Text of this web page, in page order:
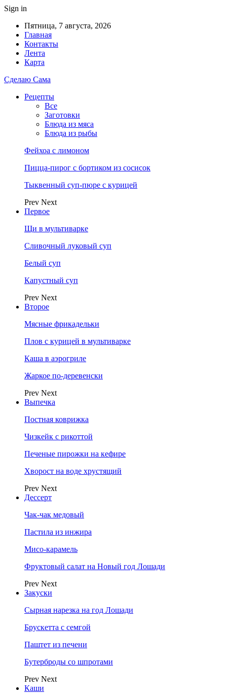
Sign in
Пятница, 7 августа, 2026
Главная
Контакты
Лента
Карта
Сделаю Сама
Рецепты
Все
Заготовки
Блюда из мяса
Блюда из рыбы
Фейхоа с лимоном
Пицца-пирог с бортиком из сосисок
Тыквенный суп-пюре с курицей
Prev Next
Первое
Щи в мультиварке
Сливочный луковый суп
Белый суп
Капустный суп
Prev Next
Второе
Мясные фрикадельки
Плов с курицей в мультиварке
Каша в аэрогриле
Жаркое по-деревенски
Prev Next
Выпечка
Постная коврижка
Чизкейк с рикоттой
Печеные пирожки на кефире
Хворост на воде хрустящий
Prev Next
Дессерт
Чак-чак медовый
Пастила из инжира
Мисо-карамель
Фруктовый салат на Новый год Лошади
Prev Next
Закуски
Сырная нарезка на год Лошади
Брускетта с семгой
Паштет из печени
Бутерброды со шпротами
Prev Next
Каши